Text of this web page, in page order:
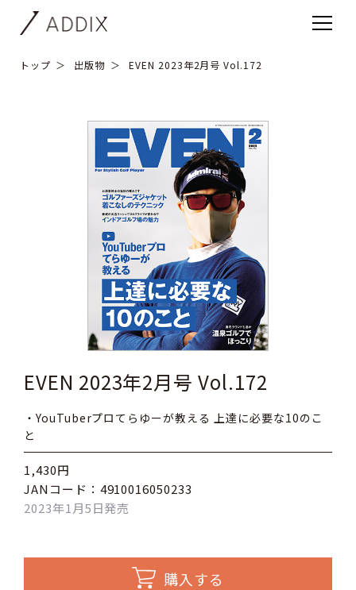
トップ 出版物 EVEN 2023年2月号 Vol.172
EVEN 2023年2月号 Vol.172
・YouTuberプロてらゆーが教える 上達に必要な10のこ
と
1,430円
JANコード：4910016050233
2023年1月5日発売
購入する